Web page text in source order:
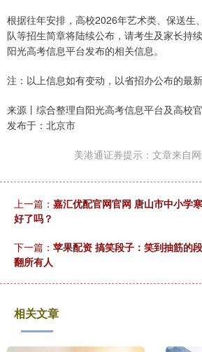
根据往年安排，高校2026年艺术类、保送生
队等招生简章将陆续公布，请考生及家长持
阳光高考信息平台发布的相关信息。
注：以上信息如有变动，以省招办公布的最新
来源丨综合整理自阳光高考信息平台及高校
发布于：北京市
美港通证券提示：文章来自
上一篇： 嘉汇优配官网官网 唐山市中小学
好了吗？
下一篇： 苹果配资 搞笑段子：笑到抽筋的
翻所有人
相关文章